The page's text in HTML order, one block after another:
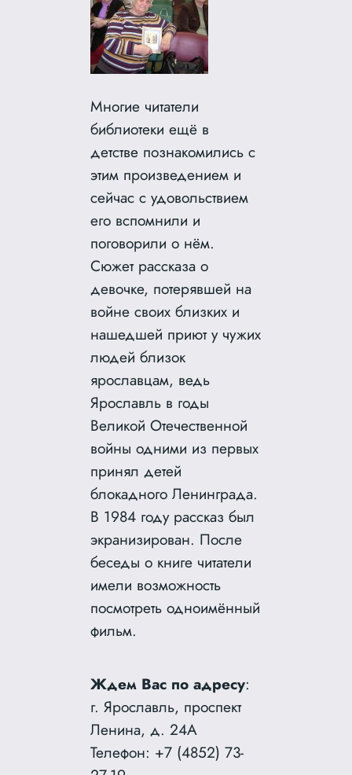
Многие читатели
библиотеки ещё в
детстве познакомились с
этим произведением и
сейчас с удовольствием
его вспомнили и
поговорили о нём.
Сюжет рассказа о
девочке, потерявшей на
войне своих близких и
нашедшей приют у чужих
людей близок
ярославцам, ведь
Ярославль в годы
Великой Отечественной
войны одними из первых
принял детей
блокадного Ленинграда.
В 1984 году рассказ был
экранизирован. После
беседы о книге читатели
имели возможность
посмотреть одноимённый
фильм.
Ждем Вас по адресу:
г. Ярославль, проспект
Ленина, д. 24A
Телефон: +7 (4852) 73-